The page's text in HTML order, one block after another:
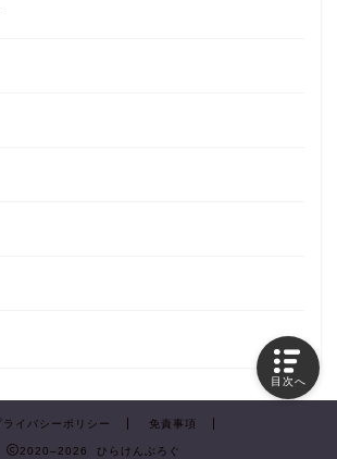
ライバシーポリシー 免責事項
2020–2026 ひらけんぶろぐ
目次へ